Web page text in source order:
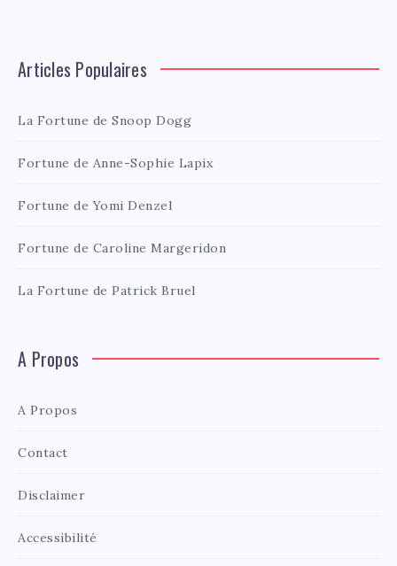
Articles Populaires
La Fortune de Snoop Dogg
Fortune de Anne-Sophie Lapix
Fortune de Yomi Denzel
Fortune de Caroline Margeridon
La Fortune de Patrick Bruel
A Propos
A Propos
Contact
Disclaimer
Accessibilité